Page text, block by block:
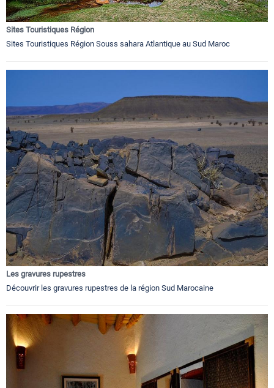
Sites Touristiques Région
Sites Touristiques Région Souss sahara Atlantique au Sud Maroc
Les gravures rupestres
Découvrir les gravures rupestres de la région Sud Marocaine